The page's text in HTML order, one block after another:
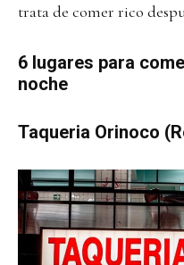
trata de comer rico
6 lugares para
noche
Taqueria Orinoco